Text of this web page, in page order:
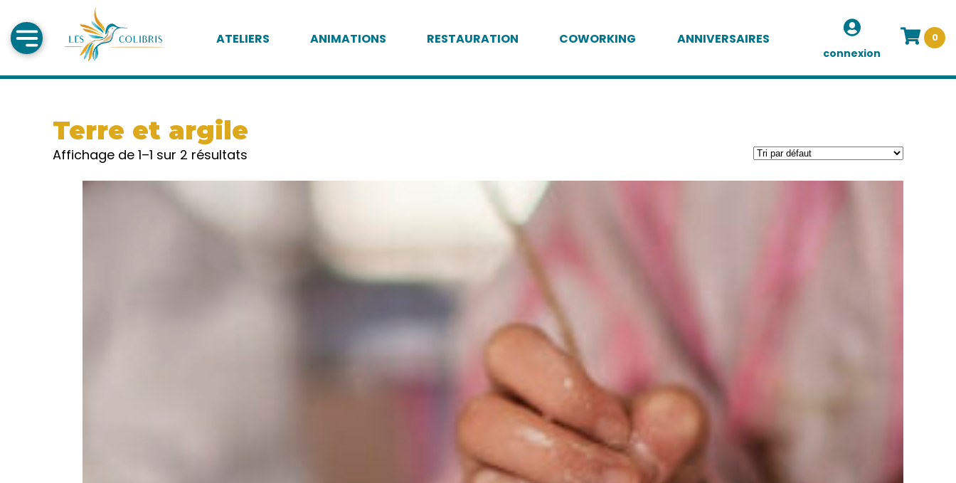
ATELIERS ANIMATIONS RESTAURATION COWORKING ANNIVERSAIRES
connexion
0
Terre et argile
Affichage de 1–1 sur 2 résultats